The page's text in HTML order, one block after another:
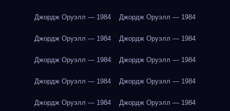
Джордж Оруэлл — 1984 Джордж Оруэлл — 1984
Джордж Оруэлл — 1984 Джордж Оруэлл — 1984
Джордж Оруэлл — 1984 Джордж Оруэлл — 1984
Джордж Оруэлл — 1984 Джордж Оруэлл — 1984
Джордж Оруэлл — 1984 Джордж Оруэлл — 1984